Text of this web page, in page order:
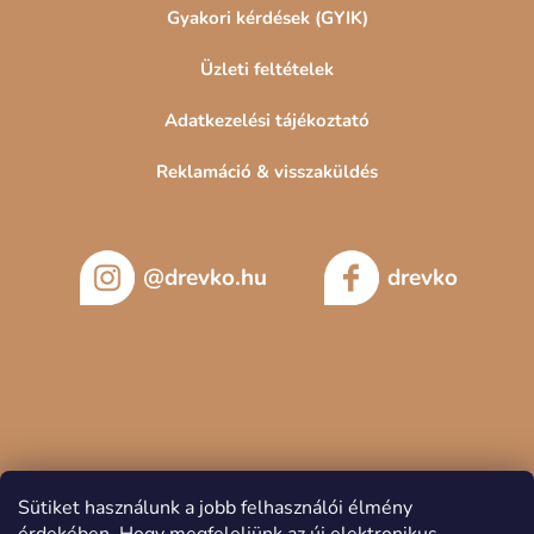
Sütiket használunk a jobb felhasználói élmény
Gyakori kérdések (GYIK)
Üzleti feltételek
Adatkezelési tájékoztató
Reklamáció & visszaküldés
@drevko.hu drevko